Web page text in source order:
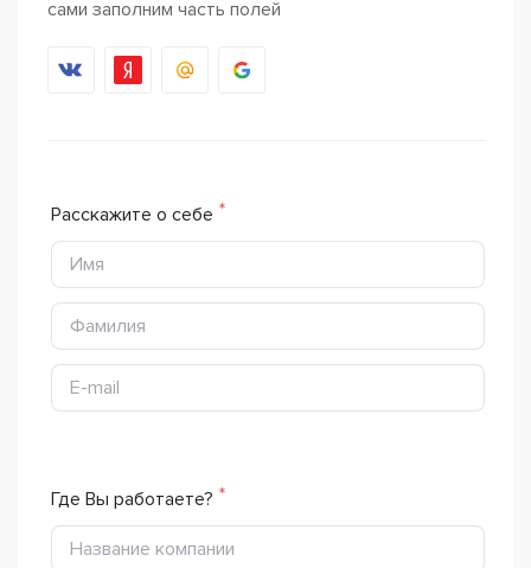
сами заполним часть полей
Расскажите о себе
Где Вы работаете?